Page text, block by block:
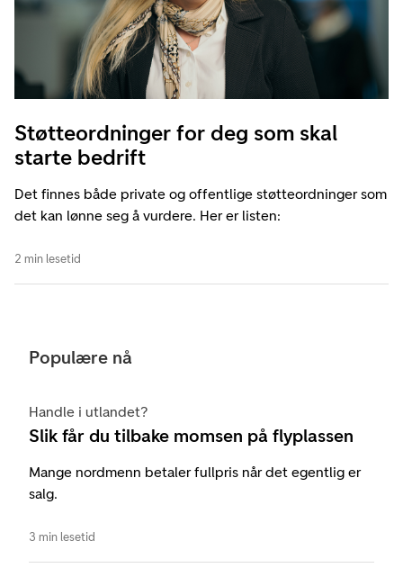
Støtteordninger for deg som skal
starte bedrift
Det finnes både private og offentlige støtteordninger som
det kan lønne seg å vurdere. Her er listen:
2 min lesetid
Populære nå
Handle i utlandet?
Slik får du tilbake momsen på flyplassen
Mange nordmenn betaler fullpris når det egentlig er
salg.
3 min lesetid